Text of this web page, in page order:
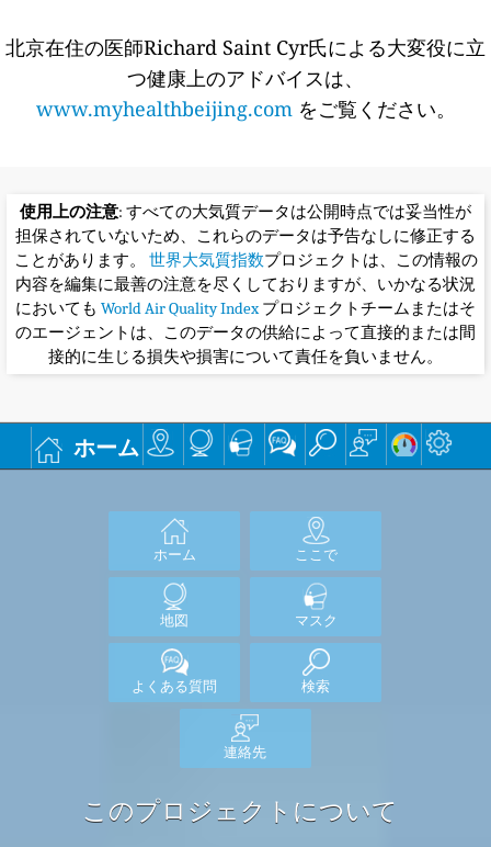
北京在住の医師Richard Saint Cyr氏による大変役に立
つ健康上のアドバイスは、
www.myhealthbeijing.com をご覧ください。
使用上の注意: すべての大気質データは公開時点では妥当性が
担保されていないため、これらのデータは予告なしに修正する
ことがあります。 世界大気質指数プロジェクトは、この情報の
内容を編集に最善の注意を尽くしておりますが、いかなる状況
においても World Air Quality Indexプロジェクトチームまたはそ
のエージェントは、このデータの供給によって直接的または間
接的に生じる損失や損害について責任を負いません。
ホーム
ホーム ここで
地図 マスク
よくある質問 検索
連絡先
このプロジェクトについて